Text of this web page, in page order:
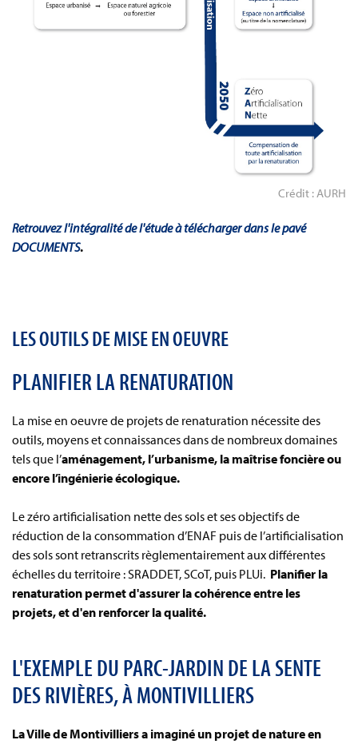
Crédit : AURH
Retrouvez l'intégralité de l'étude à télécharger dans le pavé
DOCUMENTS.
LES OUTILS DE MISE EN OEUVRE
PLANIFIER LA RENATURATION
La mise en oeuvre de projets de renaturation nécessite des
outils, moyens et connaissances dans de nombreux domaines
tels que l’aménagement, l’urbanisme, la maîtrise foncière ou
encore l’ingénierie écologique.
Le zéro artificialisation nette des sols et ses objectifs de
réduction de la consommation d’ENAF puis de l’artificialisation
des sols sont retranscrits règlementairement aux différentes
échelles du territoire : SRADDET, SCoT, puis PLUi. Planifier la
renaturation permet d'assurer la cohérence entre les
projets, et d'en renforcer la qualité.
L'EXEMPLE DU PARC-JARDIN DE LA SENTE
DES RIVIÈRES, À MONTIVILLIERS
La Ville de Montivilliers a imaginé un projet de nature en